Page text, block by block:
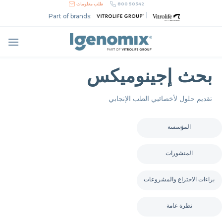
طلب معلومات 800 50342
Part of brands:
بحث إجينوميكس
تقديم حلول لأخصائيي الطب الإنجابي
المؤسسة
المنشورات
براءات الاختراع والمشروعات
نظرة عامة